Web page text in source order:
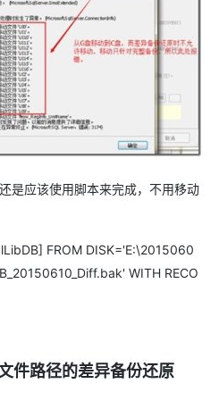
是应该使用脚本来完成，不用移动
FROM DISK='E:\2015060
WITH RECO
件路径的差异备份还原